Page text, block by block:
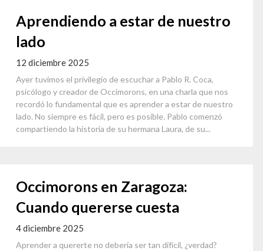
Aprendiendo a estar de nuestro
lado
12 diciembre 2025
Ayer tuvimos el privilegio de escuchar a Pablo R. Coca,
psicólogo y creador de Occimorons, en una charla que nos
recordó lo fundamental que es aprender a estar de nuestro
lado. No siempre es fácil, pero es posible. Pablo comenzó
compartiendo la historia de su hermana Laura, de su...
Occimorons en Zaragoza:
Cuando quererse cuesta
4 diciembre 2025
Aprender a quererte no debería ser tan difícil, ¿verdad?